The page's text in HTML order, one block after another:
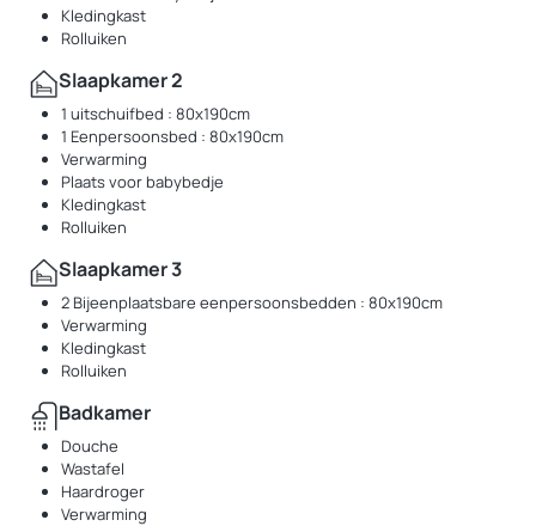
Kledingkast
Rolluiken
Slaapkamer 2
1 uitschuifbed : 80x190cm
1 Eenpersoonsbed : 80x190cm
Verwarming
Plaats voor babybedje
Kledingkast
Rolluiken
Slaapkamer 3
2 Bijeenplaatsbare eenpersoonsbedden : 80x190cm
Verwarming
Kledingkast
Rolluiken
Badkamer
Douche
Wastafel
Haardroger
Verwarming